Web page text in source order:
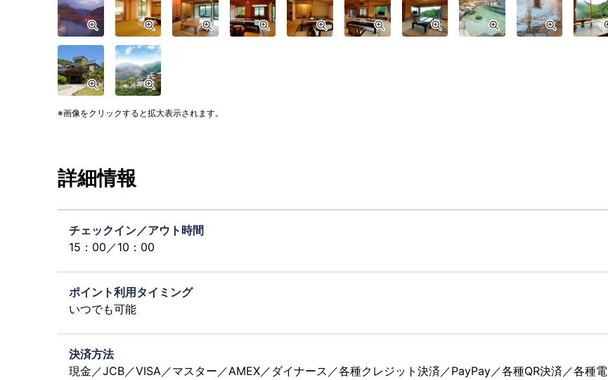
画像をクリックすると拡大表示されます。
詳細情報
チェックイン／アウト時間
15：00／10：00
ポイント利用タイミング
いつでも可能
決済方法
現金／JCB／VISA／マスター／AMEX／ダイナース／各種クレジット決済／PayPay／各種QR決済／各種電